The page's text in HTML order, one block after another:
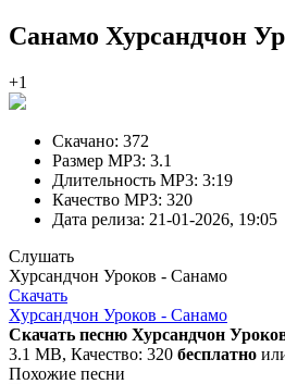
Санамо Хурсандчон
+1
Скачано: 372
Размер MP3: 3.1
Длительность MP3: 3:19
Качество MP3: 320
Дата релиза: 21-01-2026, 19:05
Слушать
Хурсандчон Уроков - Санамо
Скачать
Хурсандчон Уроков - Санамо
Скачать песню Хурсандчон
3.1 MB, Качество: 320 бесплатно
Похожие песни